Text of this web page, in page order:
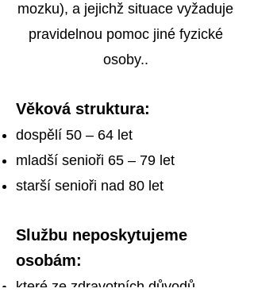
mozku), a jejichž situace vyžaduje
pravidelnou pomoc jiné fyzické
osoby..
Věková struktura:
dospělí 50 – 64 let
mladší senioři 65 – 79 let
starší senioři nad 80 let
Službu neposkytujeme
osobám:
které ze zdravotních důvodů